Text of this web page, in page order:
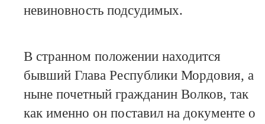
невиновность подсудимых.
В странном положении находится
бывший Глава Республики Мордовия, а
ныне почетный гражданин Волков, так
как именно он поставил на документе о